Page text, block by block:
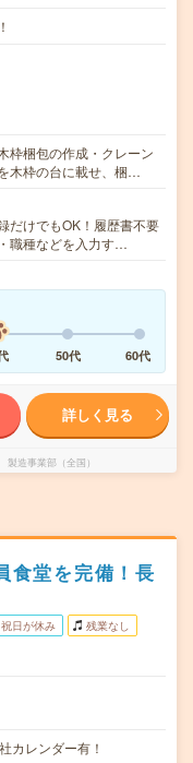
枠梱包の作成・クレーン
木枠の台に載せ、梱…
だけでもOK！履歴書不要
職種などを入力す…
50代 60代
詳しく見る
造事業部（全国）
食堂を完備！長
祝日が休み 残業なし
カレンダー有！